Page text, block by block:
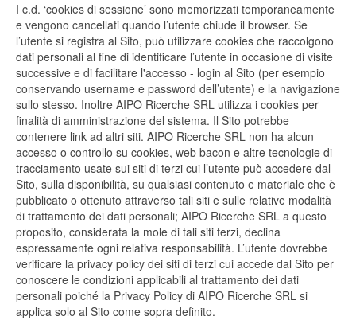
I c.d. ‘cookies di sessione’ sono memorizzati temporaneamente
e vengono cancellati quando l’utente chiude il browser. Se
l’utente si registra al Sito, può utilizzare cookies che raccolgono
dati personali al fine di identificare l’utente in occasione di visite
successive e di facilitare l'accesso - login al Sito (per esempio
conservando username e password dell’utente) e la navigazione
sullo stesso. Inoltre AIPO Ricerche SRL utilizza i cookies per
finalità di amministrazione del sistema. Il Sito potrebbe
contenere link ad altri siti. AIPO Ricerche SRL non ha alcun
accesso o controllo su cookies, web bacon e altre tecnologie di
tracciamento usate sui siti di terzi cui l’utente può accedere dal
Sito, sulla disponibilità, su qualsiasi contenuto e materiale che è
pubblicato o ottenuto attraverso tali siti e sulle relative modalità
di trattamento dei dati personali; AIPO Ricerche SRL a questo
proposito, considerata la mole di tali siti terzi, declina
espressamente ogni relativa responsabilità. L’utente dovrebbe
verificare la privacy policy dei siti di terzi cui accede dal Sito per
conoscere le condizioni applicabili al trattamento dei dati
personali poiché la Privacy Policy di AIPO Ricerche SRL si
applica solo al Sito come sopra definito.